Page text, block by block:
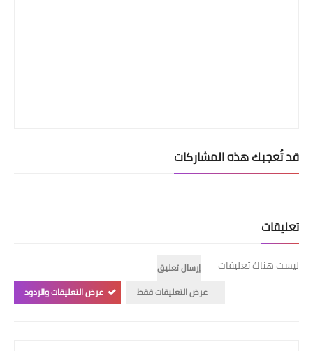
قد تُعجبك هذه المشاركات
تعليقات
ليست هناك تعليقات
إرسال تعليق
عرض التعليقات فقط
عرض التعليقات والردود